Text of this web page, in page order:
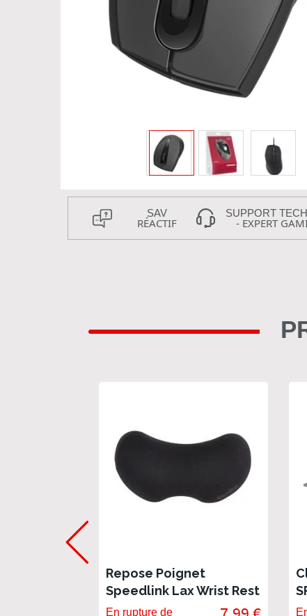
SAV
RÉACTIF
SUPPORT
- EXPERT
Repose Poignet
Speedlink Lax Wrist Rest
- Noir
En rupture de